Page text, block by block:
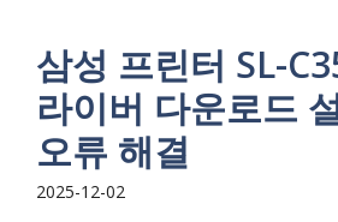
삼성 프린터 SL-
라이버 다운로드
오류 해결
2025-12-02